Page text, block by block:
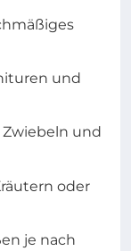
und
Zwiebeln und
oder
je nach